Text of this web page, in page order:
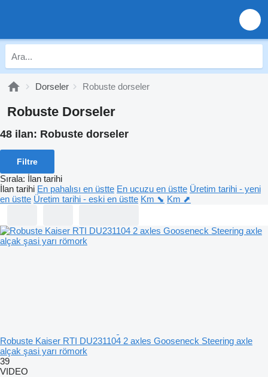
Dorseler Robuste dorseler
Robuste Dorseler
48 ilan: Robuste dorseler
Filtre
Sırala: İlan tarihi
İlan tarihi En pahalısı en üstte En ucuzu en üstte Üretim tarihi - yeni
en üstte Üretim tarihi - eski en üstte Km ⬊ Km ⬈
Robuste Kaiser RTI DU231104 2 axles Gooseneck Steering axle
alçak şasi yarı römork
39
VIDEO